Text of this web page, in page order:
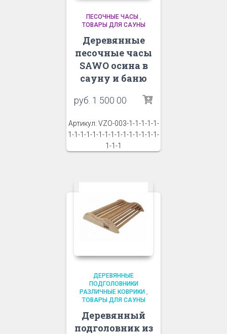
ПЕСОЧНЫЕ ЧАСЫ ,
ТОВАРЫ ДЛЯ САУНЫ
Деревянные
песочные часы
SAWO осина в
сауну и баню
руб. 1 500 00
Артикул: VZO-003-1-1-1-1-1-
1-1-1-1-1-1-1-1-1-1-1-1-1-1-1-
1-1-1
ДЕРЕВЯННЫЕ
ПОДГОЛОВНИКИ
РАЗЛИЧНЫЕ КОВРИКИ ,
ТОВАРЫ ДЛЯ САУНЫ
Деревянный
подголовник из